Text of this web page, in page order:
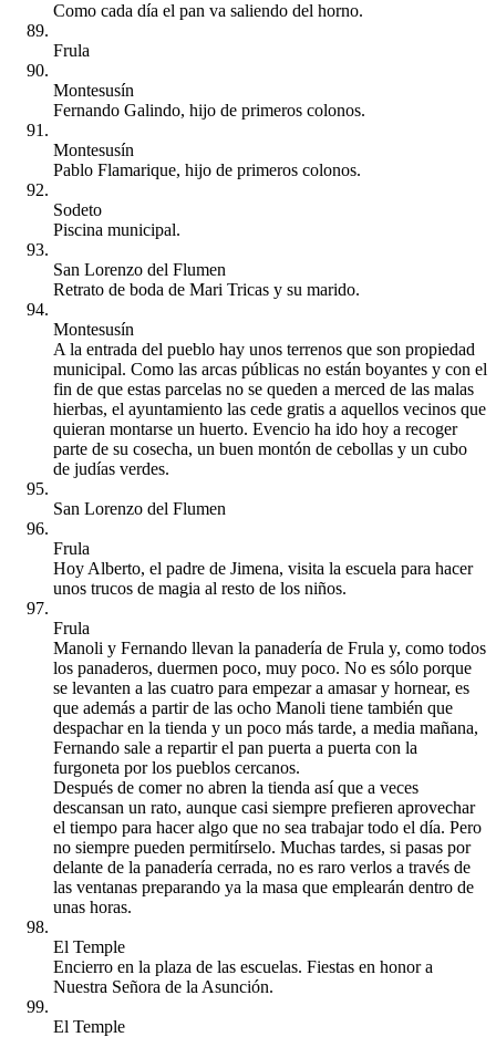
Como cada día el pan va saliendo del horno.
Frula
Montesusín
Fernando Galindo, hijo de primeros colonos.
Montesusín
Pablo Flamarique, hijo de primeros colonos.
Sodeto
Piscina municipal.
San Lorenzo del Flumen
Retrato de boda de Mari Tricas y su marido.
Montesusín
A la entrada del pueblo hay unos terrenos que son propiedad
municipal. Como las arcas públicas no están boyantes y con el
fin de que estas parcelas no se queden a merced de las malas
hierbas, el ayuntamiento las cede gratis a aquellos vecinos que
quieran montarse un huerto. Evencio ha ido hoy a recoger
parte de su cosecha, un buen montón de cebollas y un cubo
de judías verdes.
San Lorenzo del Flumen
Frula
Hoy Alberto, el padre de Jimena, visita la escuela para hacer
unos trucos de magia al resto de los niños.
Frula
Manoli y Fernando llevan la panadería de Frula y, como todos
los panaderos, duermen poco, muy poco. No es sólo porque
se levanten a las cuatro para empezar a amasar y hornear, es
que además a partir de las ocho Manoli tiene también que
despachar en la tienda y un poco más tarde, a media mañana,
Fernando sale a repartir el pan puerta a puerta con la
furgoneta por los pueblos cercanos.
Después de comer no abren la tienda así que a veces
descansan un rato, aunque casi siempre prefieren aprovechar
el tiempo para hacer algo que no sea trabajar todo el día. Pero
no siempre pueden permitírselo. Muchas tardes, si pasas por
delante de la panadería cerrada, no es raro verlos a través de
las ventanas preparando ya la masa que emplearán dentro de
unas horas.
El Temple
Encierro en la plaza de las escuelas. Fiestas en honor a
Nuestra Señora de la Asunción.
El Temple